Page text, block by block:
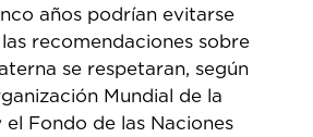
años podrían evitarse
recomendaciones sobre
se respetaran, según
Mundial de la
el Fondo de las Naciones